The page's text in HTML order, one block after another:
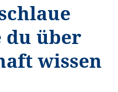
du über
wissen